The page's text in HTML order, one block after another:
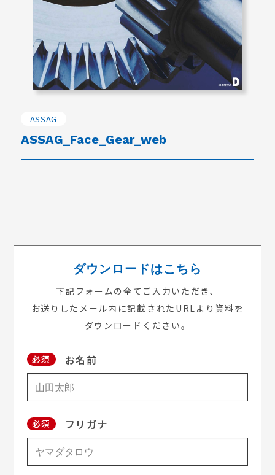
ASSAG
ASSAG_Face_Gear_web
ダウンロードはこちら
下記フォームの全てご入力いただき、
お送りしたメール内に記載されたURLより資料を
ダウンロードください。
必須 お名前
必須 フリガナ